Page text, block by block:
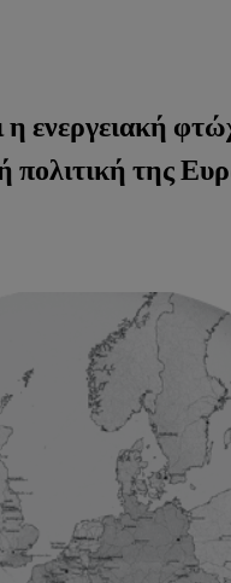
η ενεργειακή
πολιτική της